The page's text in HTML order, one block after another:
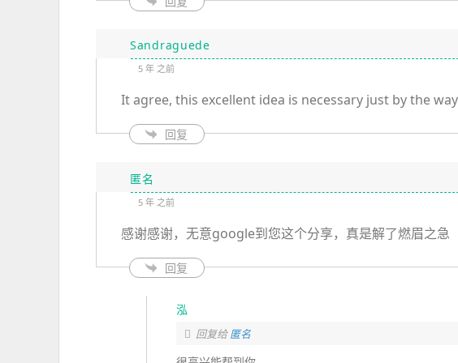
Sandraguede
5 年 之前
It agree, this excellent idea is necessary just by the way
回复
匿名
5 年 之前
感谢感谢，无意google到您这个分享，真是解了燃眉之急
回复
泓
回复给匿名